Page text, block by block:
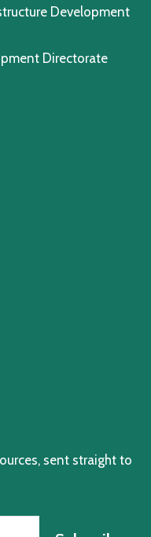
Development
Directorate
sent straight to